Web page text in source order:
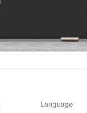
Language